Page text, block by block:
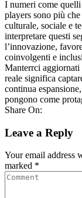
I numeri come
players sono più
culturale, sociale e
interpretare questi
l’innovazione,
coinvolgenti e
Manterrci aggiornati
reale significa
continua
pongono come
Share On:
Leave a Reply
Your email address
marked *